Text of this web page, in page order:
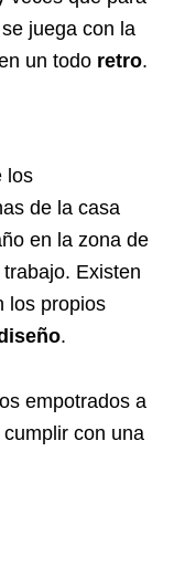
juega con la
un todo retro.
los
de la casa
en la zona de
Existen
los propios
.
empotrados a
cumplir con una